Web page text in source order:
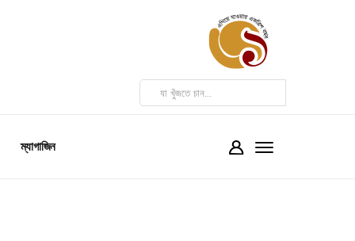
ম্যাগাজিন